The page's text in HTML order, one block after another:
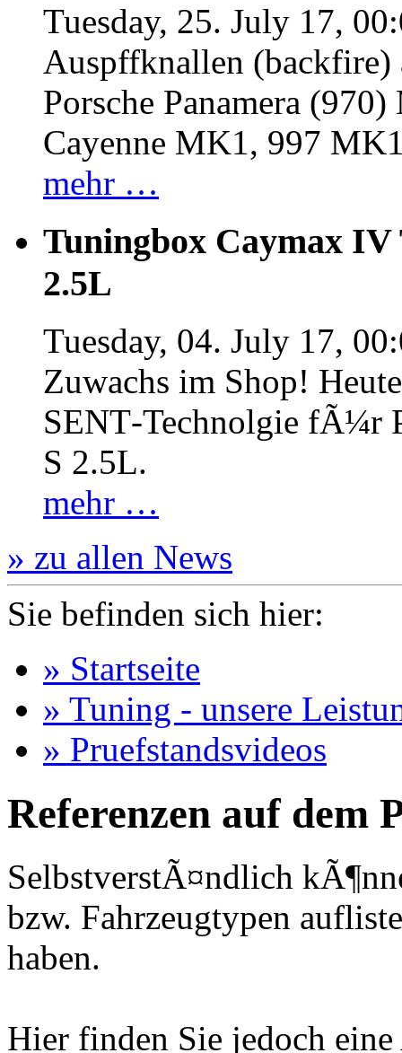
Tuesday, 25. July 17,
Auspffknallen
Porsche Panamera
Cayenne MK1, 997
mehr …
Tuningbox Caymax IV
2.5L
Tuesday, 04. July 17,
Zuwachs im Shop!
SENT‐Technolgie fÃ¼r
S 2.5L.
mehr …
» zu allen News
Sie befinden sich hier:
» Startseite
» Tuning - unsere
» Pruefstandsvideos
Referenzen auf dem
SelbstverstÃ¤ndlich
bzw. Fahrzeugtypen
haben.
Hier finden Sie jedoch